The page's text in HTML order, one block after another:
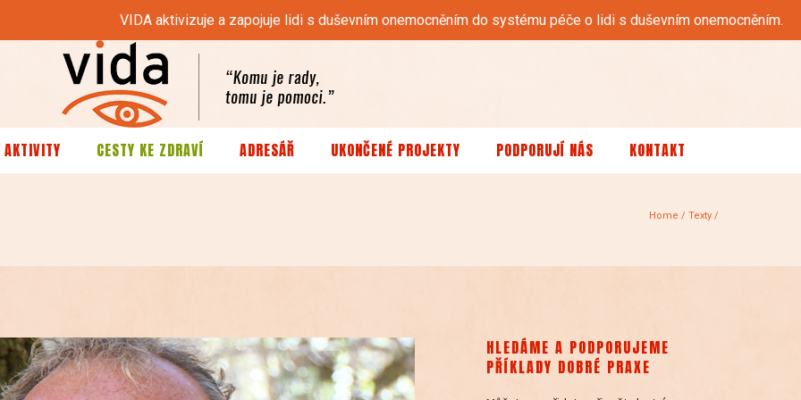
VIDA aktivizuje a zapojuje lidi s duševním onemocněním do systému péče o lidi s duševním onemocněním.
CESTY KE ZDRAVÍ ADRESÁŘ UKONČENÉ PROJEKTY PODPORUJÍ NÁS KONTAKT
Home / Texty /
HLEDÁME A PODPORUJEME
PŘÍKLADY DOBRÉ PRAXE